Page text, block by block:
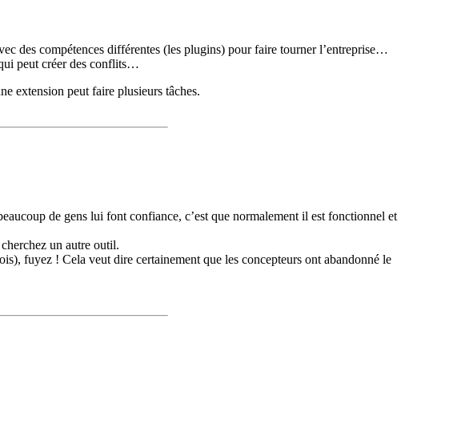
des compétences différentes (les plugins) pour faire tourner l’entreprise…
peut créer des conflits…
extension peut faire plusieurs tâches.
de gens lui font confiance, c’est que normalement il est fonctionnel et
un autre outil.
fuyez ! Cela veut dire certainement que les concepteurs ont abandonné le